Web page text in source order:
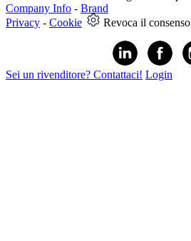
Company Info - Brand
Privacy - Cookie Revoca il consenso
Sei un rivenditore? Contattaci! Login